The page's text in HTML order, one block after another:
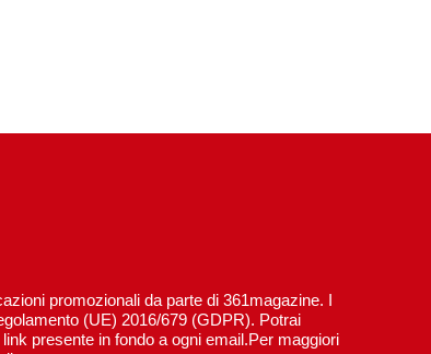
promozionali da parte di 361magazine. I
(UE) 2016/679 (GDPR). Potrai
presente in fondo a ogni email.Per maggiori